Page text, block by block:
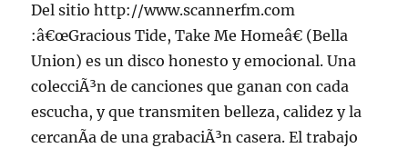
Del sitio http://www.scannerfm.com
:â€œGracious Tide, Take Me Homeâ€ (Bella
Union) es un disco honesto y emocional. Una
colecciÃ³n de canciones que ganan con cada
escucha, y que transmiten belleza, calidez y la
cercanÃ­a de una grabaciÃ³n casera. El trabajo